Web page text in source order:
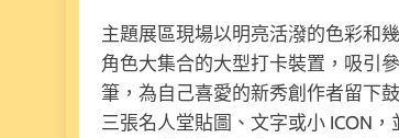
主題展區現場以明亮活潑的色彩和
角色大集合的大型打卡裝置，吸引
筆，為自己喜愛的新秀創作者留下
三張名人堂貼圖、文字或小 ICON